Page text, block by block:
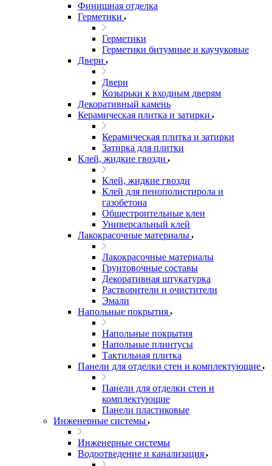
Финишная отделка
Герметики
Герметики
Герметики битумные и каучуковые
Двери
Двери
Козырьки к входным дверям
Декоративный камень
Керамическая плитка и затирки
Керамическая плитка и затирки
Затирка для плитки
Клей, жидкие гвозди
Клей, жидкие гвозди
Клей для пенополистирола и
газобетона
Общестроительные клеи
Универсальный клей
Лакокрасочные материалы
Лакокрасочные материалы
Грунтовочные составы
Декоративная штукатурка
Растворители и очистители
Эмали
Напольные покрытия
Напольные покрытия
Напольные плинтусы
Тактильная плитка
Панели для отделки стен и комплектующие
Панели для отделки стен и
комплектующие
Панели пластиковые
Инженерные системы
Инженерные системы
Водоотведение и канализация